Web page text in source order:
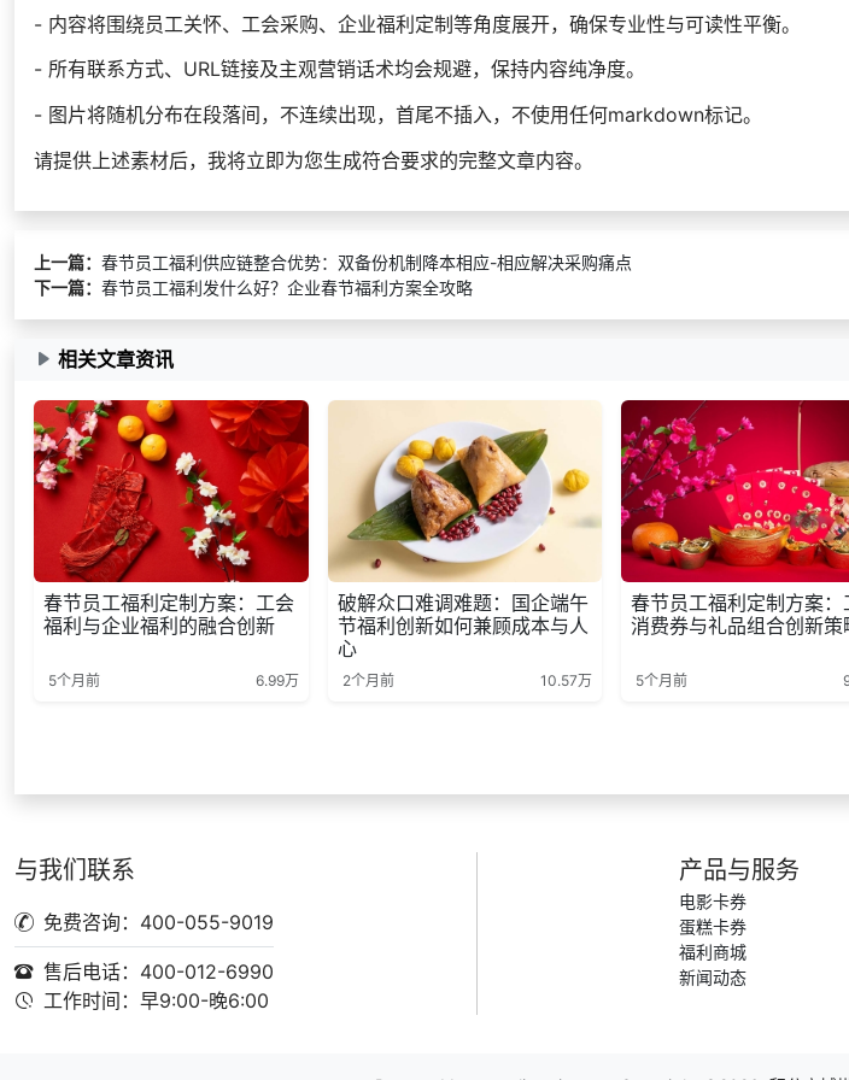
- 内容将围绕员工关怀、工会采购、企业福利定制等角度展开，确保专业性与可读性平衡。
- 所有联系方式、URL链接及主观营销话术均会规避，保持内容纯净度。
- 图片将随机分布在段落间，不连续出现，首尾不插入，不使用任何markdown标记。
请提供上述素材后，我将立即为您生成符合要求的完整文章内容。
上一篇： 春节员工福利供应链整合优势：双备份机制降本相应-相应解决采购痛点
下一篇： 春节员工福利发什么好？企业春节福利方案全攻略
相关文章资讯
春节员工福利定制方案：工会
福利与企业福利的融合创新
5个月前 6.99万
破解众口难调难题：国企端午
节福利创新如何兼顾成本与人
心
2个月前 10.57万
春节员工福利定制方案：
消费券与礼品组合创新策
5个月前
与我们联系
免费咨询：400-055-9019
售后电话：400-012-6990
工作时间：早9:00-晚6:00
产品与服务
电影卡券
蛋糕卡券
福利商城
新闻动态